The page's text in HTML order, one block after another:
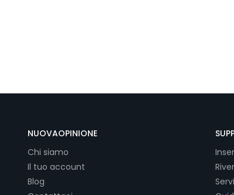
NUOVAOPINIONE
Chi siamo
Il tuo account
Blog